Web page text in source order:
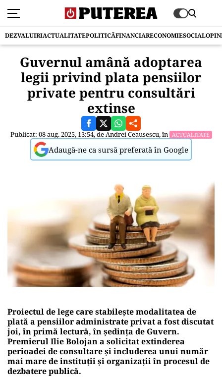
DEZVALUIRIACTUALITATEPOLITICĂFINANCIARECONOMIESOCIAL
Guvernul amână adoptarea
legii privind plata pensiilor
private pentru consultări
extinse
Publicat: 08 aug. 2025, 13:54, deAndrei Ceausescu, în ACTUALITATE
Adaugă-ne ca sursă preferată în Google
Proiectul de lege care stabilește modalitatea de
plată a pensiilor administrate privat a fost discutat
joi, în primă lectură, în ședința de Guvern.
Premierul Ilie Bolojan a solicitat extinderea
perioadei de consultare și includerea unui număr
mai mare de instituții și organizații în procesul de
dezbatere publică.